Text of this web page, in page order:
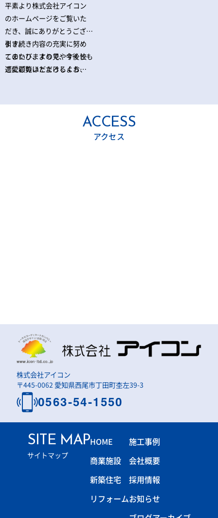
平素より株式会社アイコン
のホームページをご覧いた
だき、誠にありがとうござい
ます。
このたび、より見やすく快
適にご覧いただけるよう、
引き続き内容の充実に努め
てまいりますので、今後とも
ご愛顧のほどよろしくお願
ACCESS
アクセス
株式会社アイコン
〒445-0062 愛知県西尾市丁田町杢左39-3
0563-54-1550
SITE MAP
サイトマップ
HOME
商業施設
新築住宅
リフォーム
施工事例
会社概要
採用情報
お知らせ